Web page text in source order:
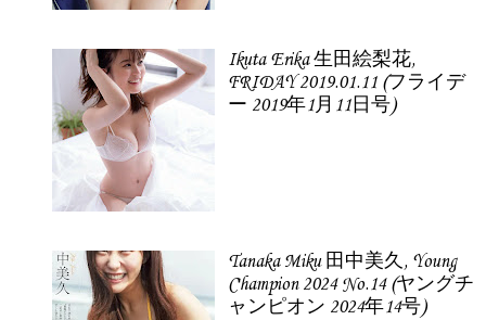
Ikuta Erika 生田絵梨花,
FRIDAY 2019.01.11 (フライデ
ー 2019年1月11日号)
Tanaka Miku 田中美久, Young
Champion 2024 No.14 (ヤングチ
ャンピオン 2024年14号)